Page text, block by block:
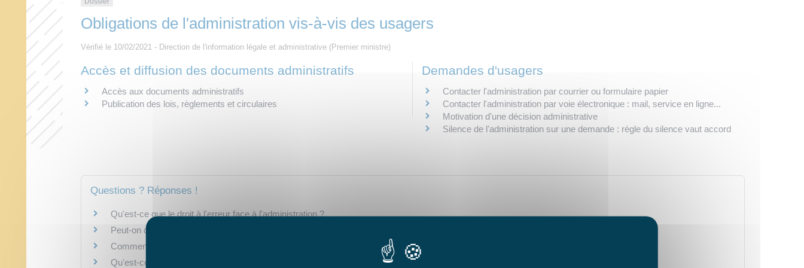
Obligations de l'administration vis-à-vis des usagers
Vérifié le 10/02/2021 - Direction de l'information légale et administrative (Premier ministre)
Accès et diffusion des documents administratifs
Accès aux documents administratifs
Publication des lois, règlements et circulaires
Demandes d'usagers
Contacter l'administration par courrier ou formulaire papier
Contacter l'administration par voie électronique : mail, service en ligne...
Motivation d'une décision administrative
Silence de l'administration sur une demande : règle du silence vaut accord
Questions ? Réponses !
Qu'est-ce que le droit à l'erreur face à l'administration ?
Peut-on demander à l'administration de vérifier une procédure ?
Comment consulter les décisions de sa mairie, son département ou sa région ?
Qu'est-ce qu'Allô Service Public 3939 ?